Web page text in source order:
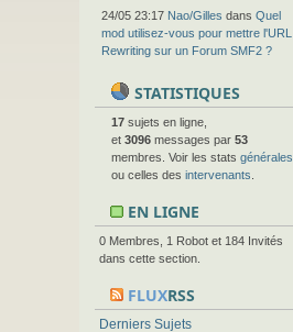
24/05 23:17 Nao/Gilles dans Quel
mod utilisez-vous pour mettre l'URL
Rewriting sur un Forum SMF2 ?
STATISTIQUES
17 sujets en ligne,
et 3096 messages par 53
membres. Voir les stats générales
ou celles des intervenants
EN LIGNE
0 Membres, 1 Robot et 184 Invités
dans cette section.
FLUXRSS
Derniers Sujets